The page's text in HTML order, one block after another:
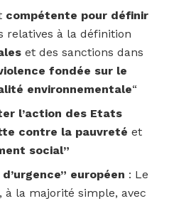
compétente pour définir
relatives à la définition
et des sanctions dans
fondée sur le
environnementale“
l’action des Etats
contre la pauvreté et
social”
européen : Le
à la majorité simple, avec